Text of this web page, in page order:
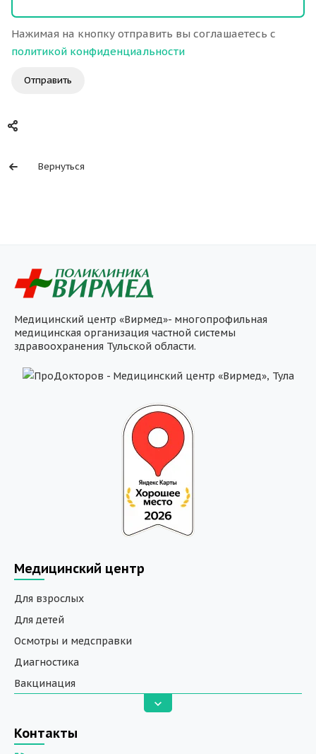
Нажимая на кнопку отправить вы соглашаетесь с
политикой конфиденциальности
Отправить
Вернуться
Медицинский центр «Вирмед»- многопрофильная
медицинская организация частной системы
здравоохранения Тульской области.
Медицинский центр
Для взрослых
Для детей
Осмотры и медсправки
Диагностика
Вакцинация
Вызов на дом
ДНК исследования
Контакты